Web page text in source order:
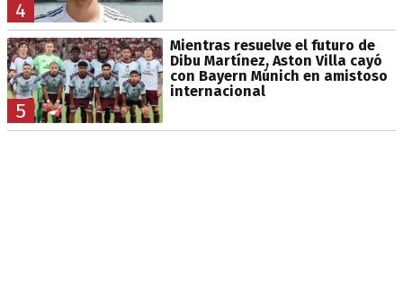
4
5
Mientras resuelve el futuro de
Dibu Martínez, Aston Villa cayó
con Bayern Múnich en amistoso
internacional